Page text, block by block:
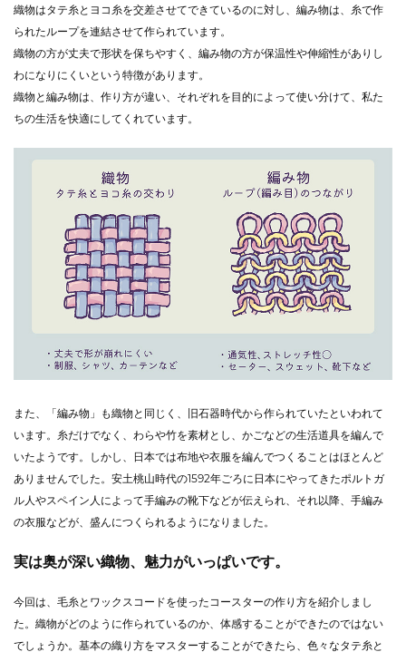
織物はタテ糸とヨコ糸を交差させてできているのに対し、編み物は、糸で作
られたループを連結させて作られています。
織物の方が丈夫で形状を保ちやすく、編み物の方が保温性や伸縮性がありし
わになりにくいという特徴があります。
織物と編み物は、作り方が違い、それぞれを目的によって使い分けて、私た
ちの生活を快適にしてくれています。
また、「編み物」も織物と同じく、旧石器時代から作られていたといわれて
います。糸だけでなく、わらや竹を素材とし、かごなどの生活道具を編んで
いたようです。しかし、日本では布地や衣服を編んでつくることはほとんど
ありませんでした。安土桃山時代の1592年ごろに日本にやってきたポルトガ
ル人やスペイン人によって手編みの靴下などが伝えられ、それ以降、手編み
の衣服などが、盛んにつくられるようになりました。
実は奥が深い織物、魅力がいっぱいです。
今回は、毛糸とワックスコードを使ったコースターの作り方を紹介しまし
た。織物がどのように作られているのか、体感することができたのではない
でしょうか。基本の織り方をマスターすることができたら、色々なタテ糸と